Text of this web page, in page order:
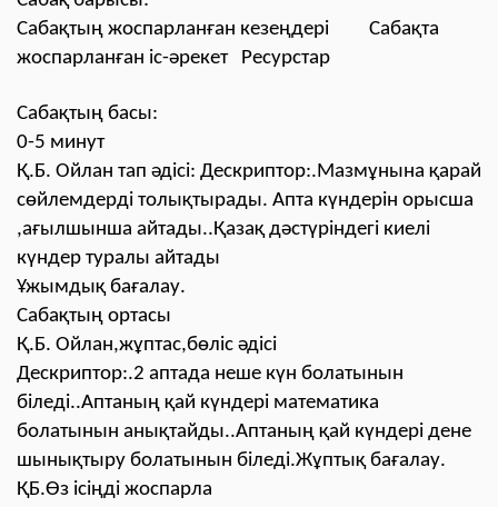
Сабақтың жоспарланған кезеңдері Сабақта
жоспарланған іс-әрекет Ресурстар
Сабақтың басы:
0-5 минут
Қ.Б. Ойлан тап әдісі: Дескриптор:.Мазмұнына қарай
сөйлемдерді толықтырады. Апта күндерін орысша
,ағылшынша айтады..Қазақ дәстүріндегі киелі
күндер туралы айтады
Ұжымдық бағалау.
Сабақтың ортасы
Қ.Б. Ойлан,жұптас,бөліс әдісі
Дескриптор:.2 аптада неше күн болатынын
біледі..Аптаның қай күндері математика
болатынын анықтайды..Аптаның қай күндері дене
шынықтыру болатынын біледі.Жұптық бағалау.
ҚБ.Өз ісіңді жоспарла